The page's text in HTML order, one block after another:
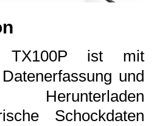
TX100P ist mit
und
Schockdaten